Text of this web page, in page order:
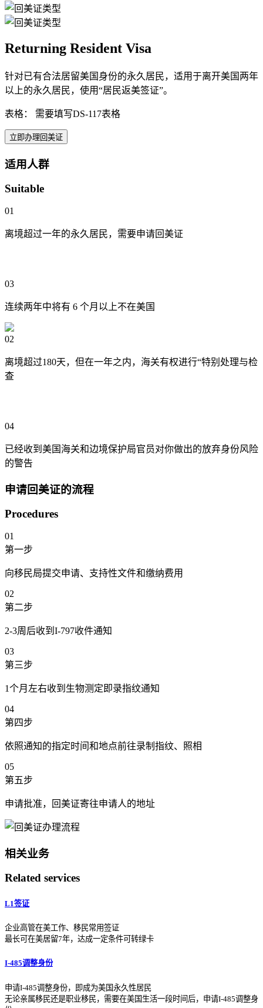
Returning Resident Visa
针对已有合法居留美国身份的永久居民，适用于离开美国两年
以上的永久居民，使用“居民返美签证”。
表格： 需要填写DS-117表格
立即办理回美证
适用人群
Suitable
01
离境超过一年的永久居民，需要申请回美证
03
连续两年中将有 6 个月以上不在美国
02
离境超过180天，但在一年之内，海关有权进行“特别处理与检
查
04
已经收到美国海关和边境保护局官员对你做出的放弃身份风险
的警告
申请回美证的流程
Procedures
01
第一步
向移民局提交申请、支持性文件和缴纳费用
02
第二步
2-3周后收到I-797收件通知
03
第三步
1个月左右收到生物测定即录指纹通知
04
第四步
依照通知的指定时间和地点前往录制指纹、照相
05
第五步
申请批准，回美证寄往申请人的地址
相关业务
Related services
L1签证
企业高管在美工作、移民常用签证
最长可在美居留7年，达成一定条件可转绿卡
I-485调整身份
申请I-485调整身份，即成为美国永久性居民
无论亲属移民还是职业移民，需要在美国生活一段时间后，申请I-485调整身